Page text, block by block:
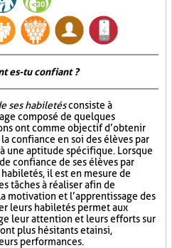
es-tu confiant ?
ses habiletésconsiste à
composé de quelques
ont comme objectif d’obtenir
confiance en soi des élèves par
une aptitude spécifique. Lorsque
confiance de ses élèves par
il est en mesure de
tâches à réaliser afin de
motivation et l’apprentissage des
leurs habiletés permet aux
leur attention et leurs efforts sur
plus hésitants et ainsi,
performances.